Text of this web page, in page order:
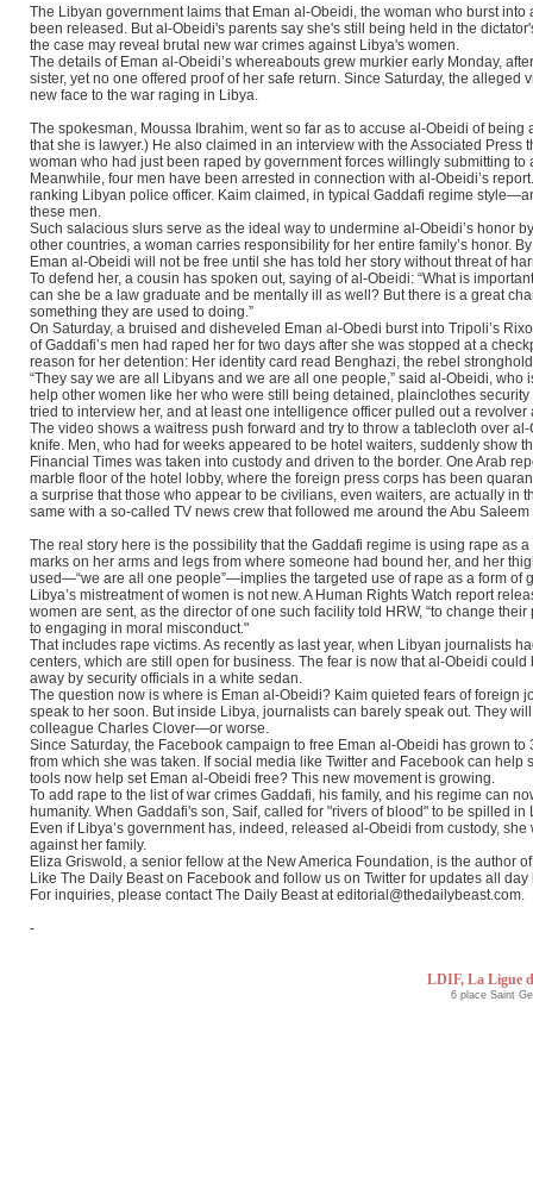
The Libyan government laims that Eman al-Obeidi, the woman who burst
been released. But al-Obeidi's parents say she's still being held in the
the case may reveal brutal new war crimes against Libya's women.
The details of Eman al-Obeidi’s whereabouts grew murkier early Monday,
sister, yet no one offered proof of her safe return. Since Saturday, the
new face to the war raging in Libya.
The spokesman, Moussa Ibrahim, went so far as to accuse al-Obeidi of
that she is lawyer.) He also claimed in an interview with the Associated
woman who had just been raped by government forces willingly submitting
Meanwhile, four men have been arrested in connection with al-Obeidi’s
ranking Libyan police officer. Kaim claimed, in typical Gaddafi regime
these men.
Such salacious slurs serve as the ideal way to undermine al-Obeidi’s honor
other countries, a woman carries responsibility for her entire family’s honor.
Eman al-Obeidi will not be free until she has told her story without threat of
To defend her, a cousin has spoken out, saying of al-Obeidi: “What is
can she be a law graduate and be mentally ill as well? But there is a great
something they are used to doing.”
On Saturday, a bruised and disheveled Eman al-Obedi burst into Tripoli’s
of Gaddafi’s men had raped her for two days after she was stopped at a
reason for her detention: Her identity card read Benghazi, the rebel
“They say we are all Libyans and we are all one people,” said al-Obeidi,
help other women like her who were still being detained, plainclothes
tried to interview her, and at least one intelligence officer pulled out a
The video shows a waitress push forward and try to throw a tablecloth over
knife. Men, who had for weeks appeared to be hotel waiters, suddenly show
Financial Times was taken into custody and driven to the border. One Arab
marble floor of the hotel lobby, where the foreign press corps has been
a surprise that those who appear to be civilians, even waiters, are actually in
same with a so-called TV news crew that followed me around the Abu
The real story here is the possibility that the Gaddafi regime is using rape as
marks on her arms and legs from where someone had bound her, and her
used—“we are all one people”—implies the targeted use of rape as a form of
Libya’s mistreatment of women is not new. A Human Rights Watch report
women are sent, as the director of one such facility told HRW, “to change
to engaging in moral misconduct."
That includes rape victims. As recently as last year, when Libyan journalists
centers, which are still open for business. The fear is now that al-Obeidi
away by security officials in a white sedan.
The question now is where is Eman al-Obeidi? Kaim quieted fears of
speak to her soon. But inside Libya, journalists can barely speak out. They
colleague Charles Clover—or worse.
Since Saturday, the Facebook campaign to free Eman al-Obeidi has grown
from which she was taken. If social media like Twitter and Facebook can
tools now help set Eman al-Obeidi free? This new movement is growing.
To add rape to the list of war crimes Gaddafi, his family, and his regime can
humanity. When Gaddafi's son, Saif, called for "rivers of blood" to be spilled
Even if Libya’s government has, indeed, released al-Obeidi from custody,
against her family.
Eliza Griswold, a senior fellow at the New America Foundation, is the author
Like The Daily Beast on Facebook and follow us on Twitter for updates all day
For inquiries, please contact The Daily Beast at editorial@thedailybeast.com.
-
LDIF, La Ligue
6 place Saint